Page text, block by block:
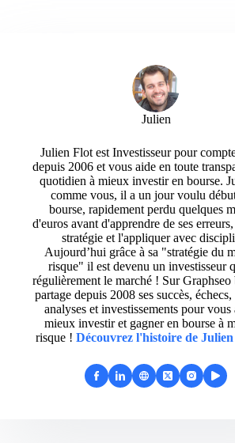
Julien
Julien Flot est Investisseur pour
depuis 2006 et vous aide en toute
quotidien à mieux investir en bourse.
comme vous, il a un jour voulu
bourse, rapidement perdu quelques
d'euros avant d'apprendre de ses
stratégie et l'appliquer avec
Aujourd’hui grâce à sa "stratégie du
risque" il est devenu un investisseur
régulièrement le marché ! Sur Graphseo
partage depuis 2008 ses succès,
analyses et investissements pour vous
mieux investir et gagner en bourse à
risque ! Découvrez l'histoire de